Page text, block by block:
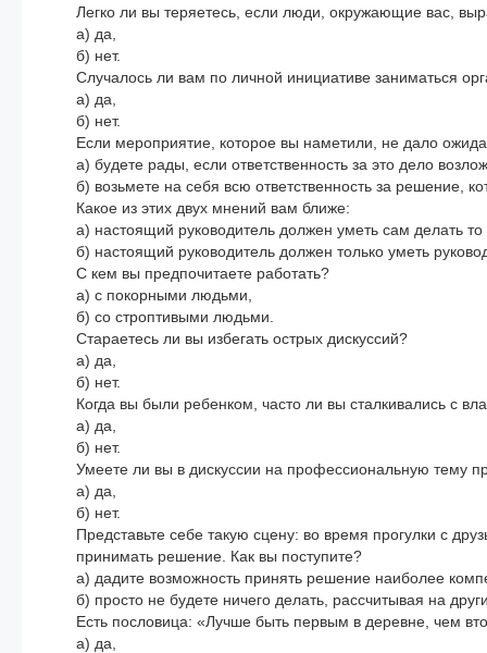
Легко ли вы теряетесь, если люди, окружающие вас,
а) да,
б) нет.
Случалось ли вам по личной инициативе заниматься
а) да,
б) нет.
Если мероприятие, которое вы наметили, не дало
а) будете рады, если ответственность за это дело
б) возьмете на себя всю ответственность за решение,
Какое из этих двух мнений вам ближе:
а) настоящий руководитель должен уметь сам делать
б) настоящий руководитель должен только уметь
С кем вы предпочитаете работать?
а) с покорными людьми,
б) со строптивыми людьми.
Стараетесь ли вы избегать острых дискуссий?
а) да,
б) нет.
Когда вы были ребенком, часто ли вы сталкивались с
а) да,
б) нет.
Умеете ли вы в дискуссии на профессиональную тему
а) да,
б) нет.
Представьте себе такую сцену: во время прогулки с
принимать решение. Как вы поступите?
а) дадите возможность принять решение наиболее
б) просто не будете ничего делать, рассчитывая на
Есть пословица: «Лучше быть первым в деревне, чем
а) да,